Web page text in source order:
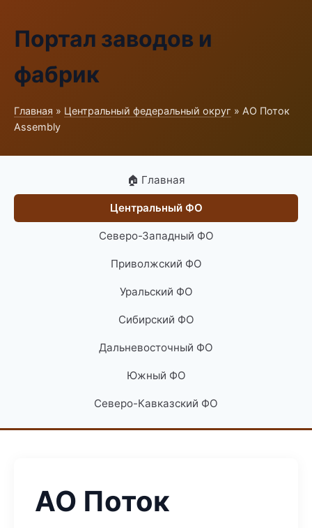
Портал заводов и
фабрик
Главная » Центральный федеральный округ » АО Поток
Assembly
🏠 Главная
Центральный ФО
Северо-Западный ФО
Приволжский ФО
Уральский ФО
Сибирский ФО
Дальневосточный ФО
Южный ФО
Северо-Кавказский ФО
АО Поток